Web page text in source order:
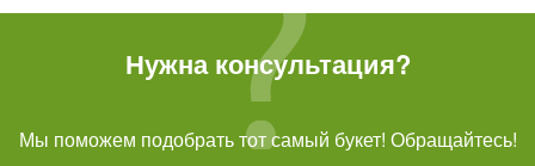
Нужна консультация?
Мы поможем подобрать тот самый букет! Обращайтесь!